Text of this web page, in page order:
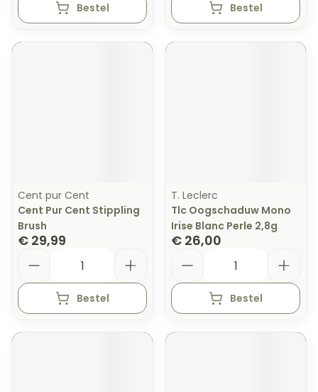
Bestel Bestel
Cent pur Cent
Cent Pur Cent Stippling
Brush
€ 29,99
Bestel
T. Leclerc
Tlc Oogschaduw Mono
Irise Blanc Perle 2,8g
€ 26,00
Bestel